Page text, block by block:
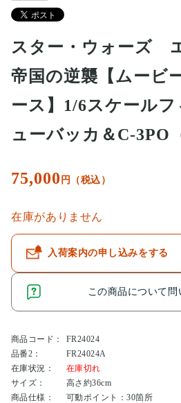
スター・ウォーズ
帝国の逆襲【ムービ
ース】1/6スケール
ューバッカ＆C-3PO
75,000 円（税込）
在庫がありません
入荷案内の申し込みをする
この商品について問
商品コード：
FR24024
品番2：
FR24024A
在庫状況：
在庫切れ
サイズ：
高さ約36cm
商品仕様：
可動ポイント：30箇所